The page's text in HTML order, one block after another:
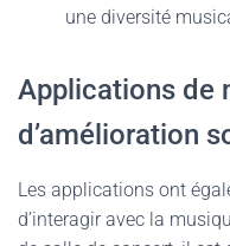
une diversité
Applications de
d’amélioration
Les applications ont
d’interagir avec la